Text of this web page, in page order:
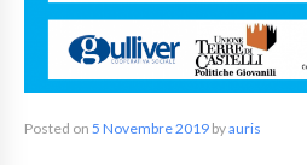
Posted on 5 Novembre 2019 byauris